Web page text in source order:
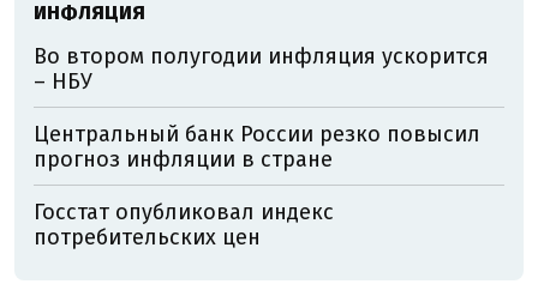
ИНФЛЯЦИЯ
Во втором полугодии инфляция ускорится
– НБУ
Центральный банк России резко повысил
прогноз инфляции в стране
Госстат опубликовал индекс
потребительских цен